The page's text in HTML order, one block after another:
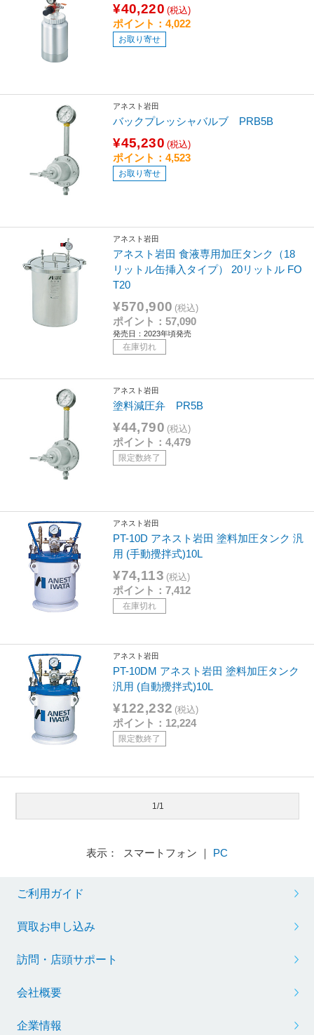
¥40,220 (税込)
ポイント：4,022
お取り寄せ
アネスト岩田
バックプレッシャバルブ PRB5B
¥45,230 (税込)
ポイント：4,523
お取り寄せ
アネスト岩田
アネスト岩田 食液専用加圧タンク（18
リットル缶挿入タイプ） 20リットル FO
T20
¥570,900 (税込)
ポイント：57,090
発売日：2023年頃発売
在庫切れ
アネスト岩田
塗料減圧弁 PR5B
¥44,790 (税込)
ポイント：4,479
限定数終了
アネスト岩田
PT-10D アネスト岩田 塗料加圧タンク 汎
用 (手動攪拌式)10L
¥74,113 (税込)
ポイント：7,412
在庫切れ
アネスト岩田
PT-10DM アネスト岩田 塗料加圧タンク
汎用 (自動攪拌式)10L
¥122,232 (税込)
ポイント：12,224
限定数終了
1/1
表示： スマートフォン ｜ PC
ご利用ガイド
買取お申し込み
訪問・店頭サポート
会社概要
企業情報